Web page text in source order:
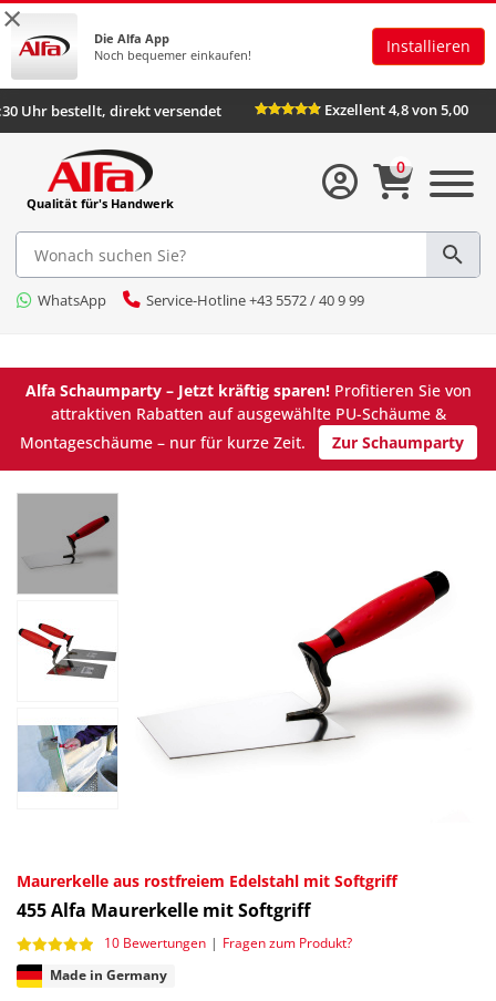
×
Die Alfa App
Noch bequemer einkaufen!
Installieren
Uhr bestellt, direkt versendet Exzellent 4,8 von 5,00
Qualität für's Handwerk
WhatsApp Service-Hotline +43 5572 / 40 9 99
0
Alfa Schaumparty – Jetzt kräftig sparen!Profitieren Sie von
attraktiven Rabatten auf ausgewählte PU-Schäume &
Montageschäume – nur für kurze Zeit.
Zur Schaumparty
Maurerkelle aus rostfreiem Edelstahl mit Softgriff
455Alfa Maurerkelle mit Softgriff
10 Bewertungen | Fragen zum Produkt?
Made in Germany